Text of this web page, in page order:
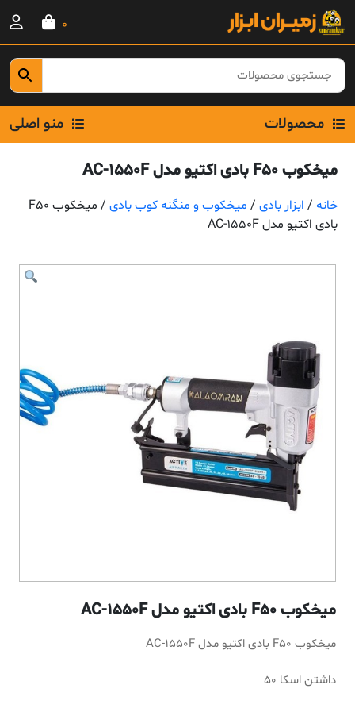
Skip
content
0
محصولات منو اصلی
میخکوب F50 بادی اکتیو مدل AC-1550F
خانه / ابزار بادی / میخکوب و منگنه کوب بادی
/ میخکوب F50
بادی اکتیو مدل AC-1550F
میخکوب F50 بادی اکتیو مدل AC-1550F
میخکوب F50 بادی اکتیو مدل AC-1550F
داشتن اسکا 50